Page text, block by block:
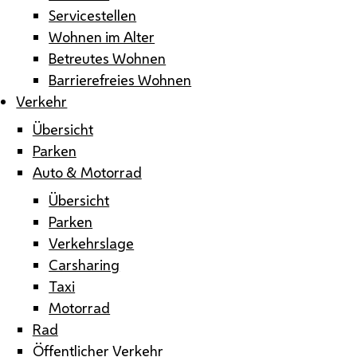
Servicestellen
Wohnen im Alter
Betreutes Wohnen
Barrierefreies Wohnen
Verkehr
Übersicht
Parken
Auto & Motorrad
Übersicht
Parken
Verkehrslage
Carsharing
Taxi
Motorrad
Rad
Öffentlicher Verkehr